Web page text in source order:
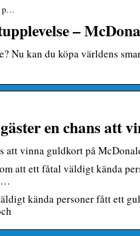
p…
–
Nu kan du köpa världens
en chans att
att vinna guldkort på
att ett fåtal väldigt kända
…
kända personer fått ett